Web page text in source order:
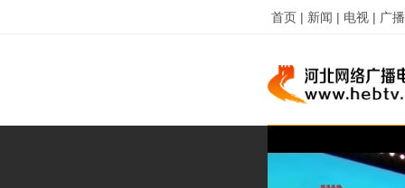
首页 | 新闻 | 电视 | 广